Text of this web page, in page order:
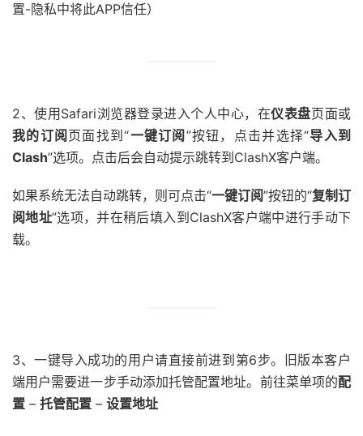
置-隐私中将此APP信任）
2、使用Safari浏览器登录进入个人中心，在仪表盘页面或
我的订阅 页面找到“一键订阅 ”按钮，点击并选择“导入到
Clash”选项。点击后会自动提示跳转到ClashX客户端。
如果系统无法自动跳转，则可点击“一键订阅”按钮的“复制订
阅地址”选项，并在稍后填入到ClashX客户端中进行手动下
载。
3、一键导入成功的用户请直接前进到第6步。旧版本客户
端用户需要进一步手动添加托管配置地址。前往菜单项的配
置 – 托管配置 – 设置地址